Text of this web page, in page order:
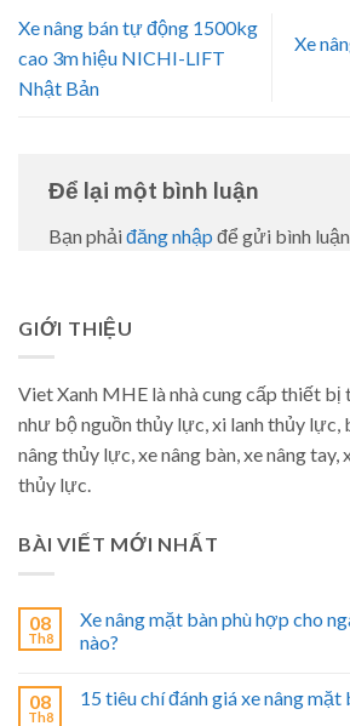
Xe nâng bán tự động 1500kg
cao 3m hiệu NICHI-LIFT
Nhật Bản
Xe
Để lại một bình luận
Bạn phải đăng nhập để gửi bình
GIỚI THIỆU
Viet Xanh MHE là nhà cung cấp thiết
như bộ nguồn thủy lực, xi lanh thủy
nâng thủy lực, xe nâng bàn, xe nâng tay,
thủy lực.
BÀI VIẾT MỚI NHẤT
08
Th8
Xe nâng mặt bàn phù hợp cho
nào?
08
Th8
15 tiêu chí đánh giá xe nâng